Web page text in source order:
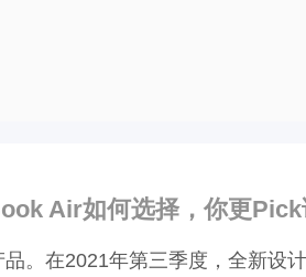
Air如何选择，你更Pick
。在2021年第三季度，全新设